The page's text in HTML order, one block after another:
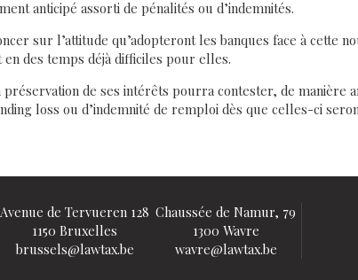
anticipé assorti de pénalités ou d’indemnités.
sur l’attitude qu’adopteront les banques face à cette
des temps déjà difficiles pour elles.
de ses intérêts pourra contester, de manière
loss ou d’indemnité de remploi dès que celles-ci
Avenue de Tervueren 128
1150 Bruxelles
brussels@lawtax.be
Chaussée de Namur, 79
1300 Wavre
wavre@lawtax.be